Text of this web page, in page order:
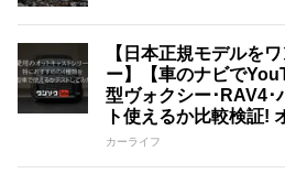
【日本正規モデルを
ー】【車のナビで
型ヴォクシー･RAV4･
ト使えるか比較検証!
カーライフ